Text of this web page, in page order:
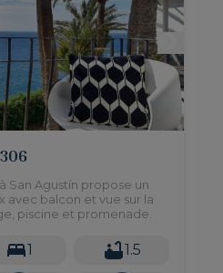
San Agustín propose un
avec balcon et vue sur la
piscine et promenade.
1 1.5